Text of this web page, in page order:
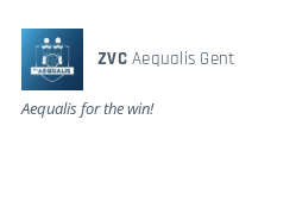
ZVCAequalis Gent
Aequalis for the win!